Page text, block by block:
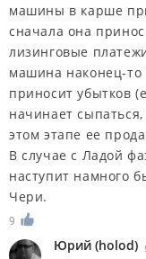
машины в карше
сначала она
лизинговые
машина наконец-то
приносит убытков
начинает
этом этапе ее
В случае с Ладой
наступит намного
Чери.
9
Юрий (holod)